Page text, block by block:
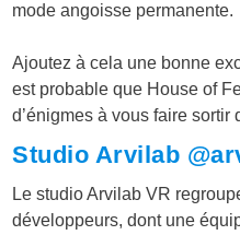
mode angoisse permanente.
Ajoutez à cela une bonne
est probable que House of
d’énigmes à vous faire sortir
Studio Arvilab
Le studio Arvilab VR
développeurs, dont une